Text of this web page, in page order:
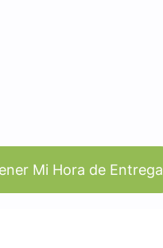
Mi Hora de Entrega